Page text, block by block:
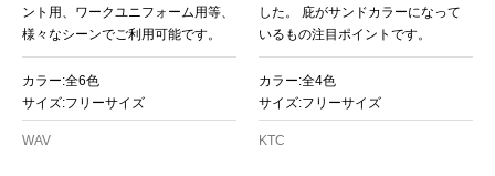
ント用、ワークユニフォーム用等、
様々なシーンでご利用可能です。
カラー:全6色
サイズ:フリーサイズ
WAV
した。 庇がサンドカラーになって
いるもの注目ポイントです。
カラー:全4色
サイズ:フリーサイズ
KTC